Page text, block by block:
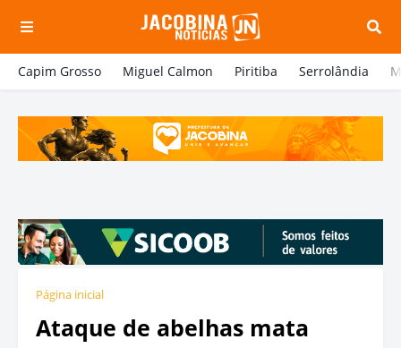
Capim Grosso Miguel Calmon Piritiba Serrolândia
Página inicial
Ataque de abelhas mata